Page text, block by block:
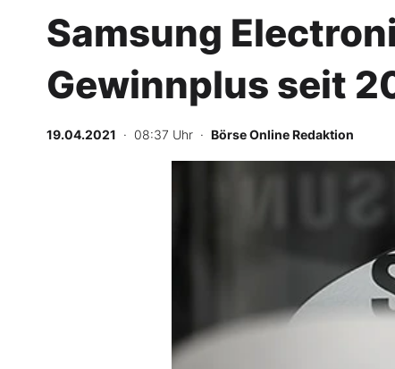
Finanz-Check
Abo & Shop
BO-Musterdepots
Folgen Sie uns
Samsung
Gewinnplus seit
19.04.2021 · 08:37 Uhr · Börse Online Redaktion